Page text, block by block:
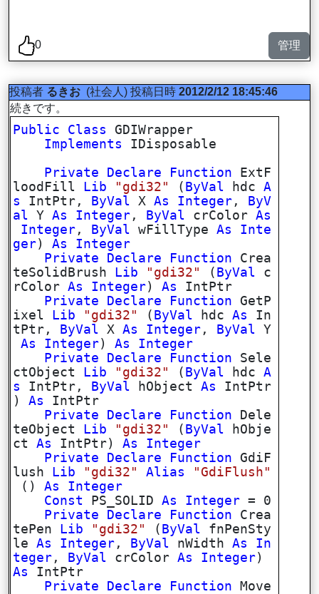
0 管理
投稿者 るきお (社会人) 投稿日時 2012/2/12 18:45:46
続きです。
Public Class
GDIWrapper
Implements
IDisposable
Private
Declare Function ExtF
loodFill
Lib "gdi32" ( ByVal hdcA
s
IntPtr, ByVal XAs Integer ,
ByV
al YAs Integer , ByVal crColorAs
Integer , ByVal wFillTypeAs
Inte
ger)As
Integer
Private
Declare Function Crea
teSolidBrush
Lib "gdi32" ( ByVal c
rColorAs Integer)As
IntPtr
Private
Declare Function GetP
ixel
Lib "gdi32" ( ByVal hdcAs
In
tPtr,
ByVal XAs Integer , ByVal Y
As
Integer)As
Integer
Private
Declare Function Sele
ctObject
Lib "gdi32" ( ByVal hdcA
s
IntPtr, ByVal hObjectAs
IntPtr
)As
IntPtr
Private
Declare Function Dele
teObject
Lib "gdi32" ( ByVal hObje
ctAs IntPtr)As
Integer
Private
Declare Function GdiF
lush
Lib "gdi32" Alias
"GdiFlush"
()As
Integer
Const
PS_SOLIDAs Integer = 0
Private
Declare Function Crea
tePen
Lib "gdi32" ( ByVal fnPenSty
leAs Integer , ByVal nWidthAs
In
teger , ByVal crColorAs Integer)
As
IntPtr
Private
Declare Function Move